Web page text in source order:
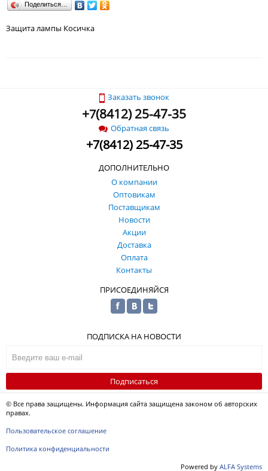
Поделиться…
Защита лампы Косичка
Заказать звонок
+7(8412) 25-47-35
Обратная связь
+7(8412) 25-47-35
ДОПОЛНИТЕЛЬНО
О компании
Оптовикам
Поставщикам
Новости
Акции
Доставка
Оплата
Контакты
ПРИСОЕДИНЯЙСЯ
ПОДПИСКА НА НОВОСТИ
Подписаться
© Все права защищены. Информация сайта защищена законом об авторских
правах.
Пользовательское соглашение
Политика конфиденциальности
Powered by ALFA Systems